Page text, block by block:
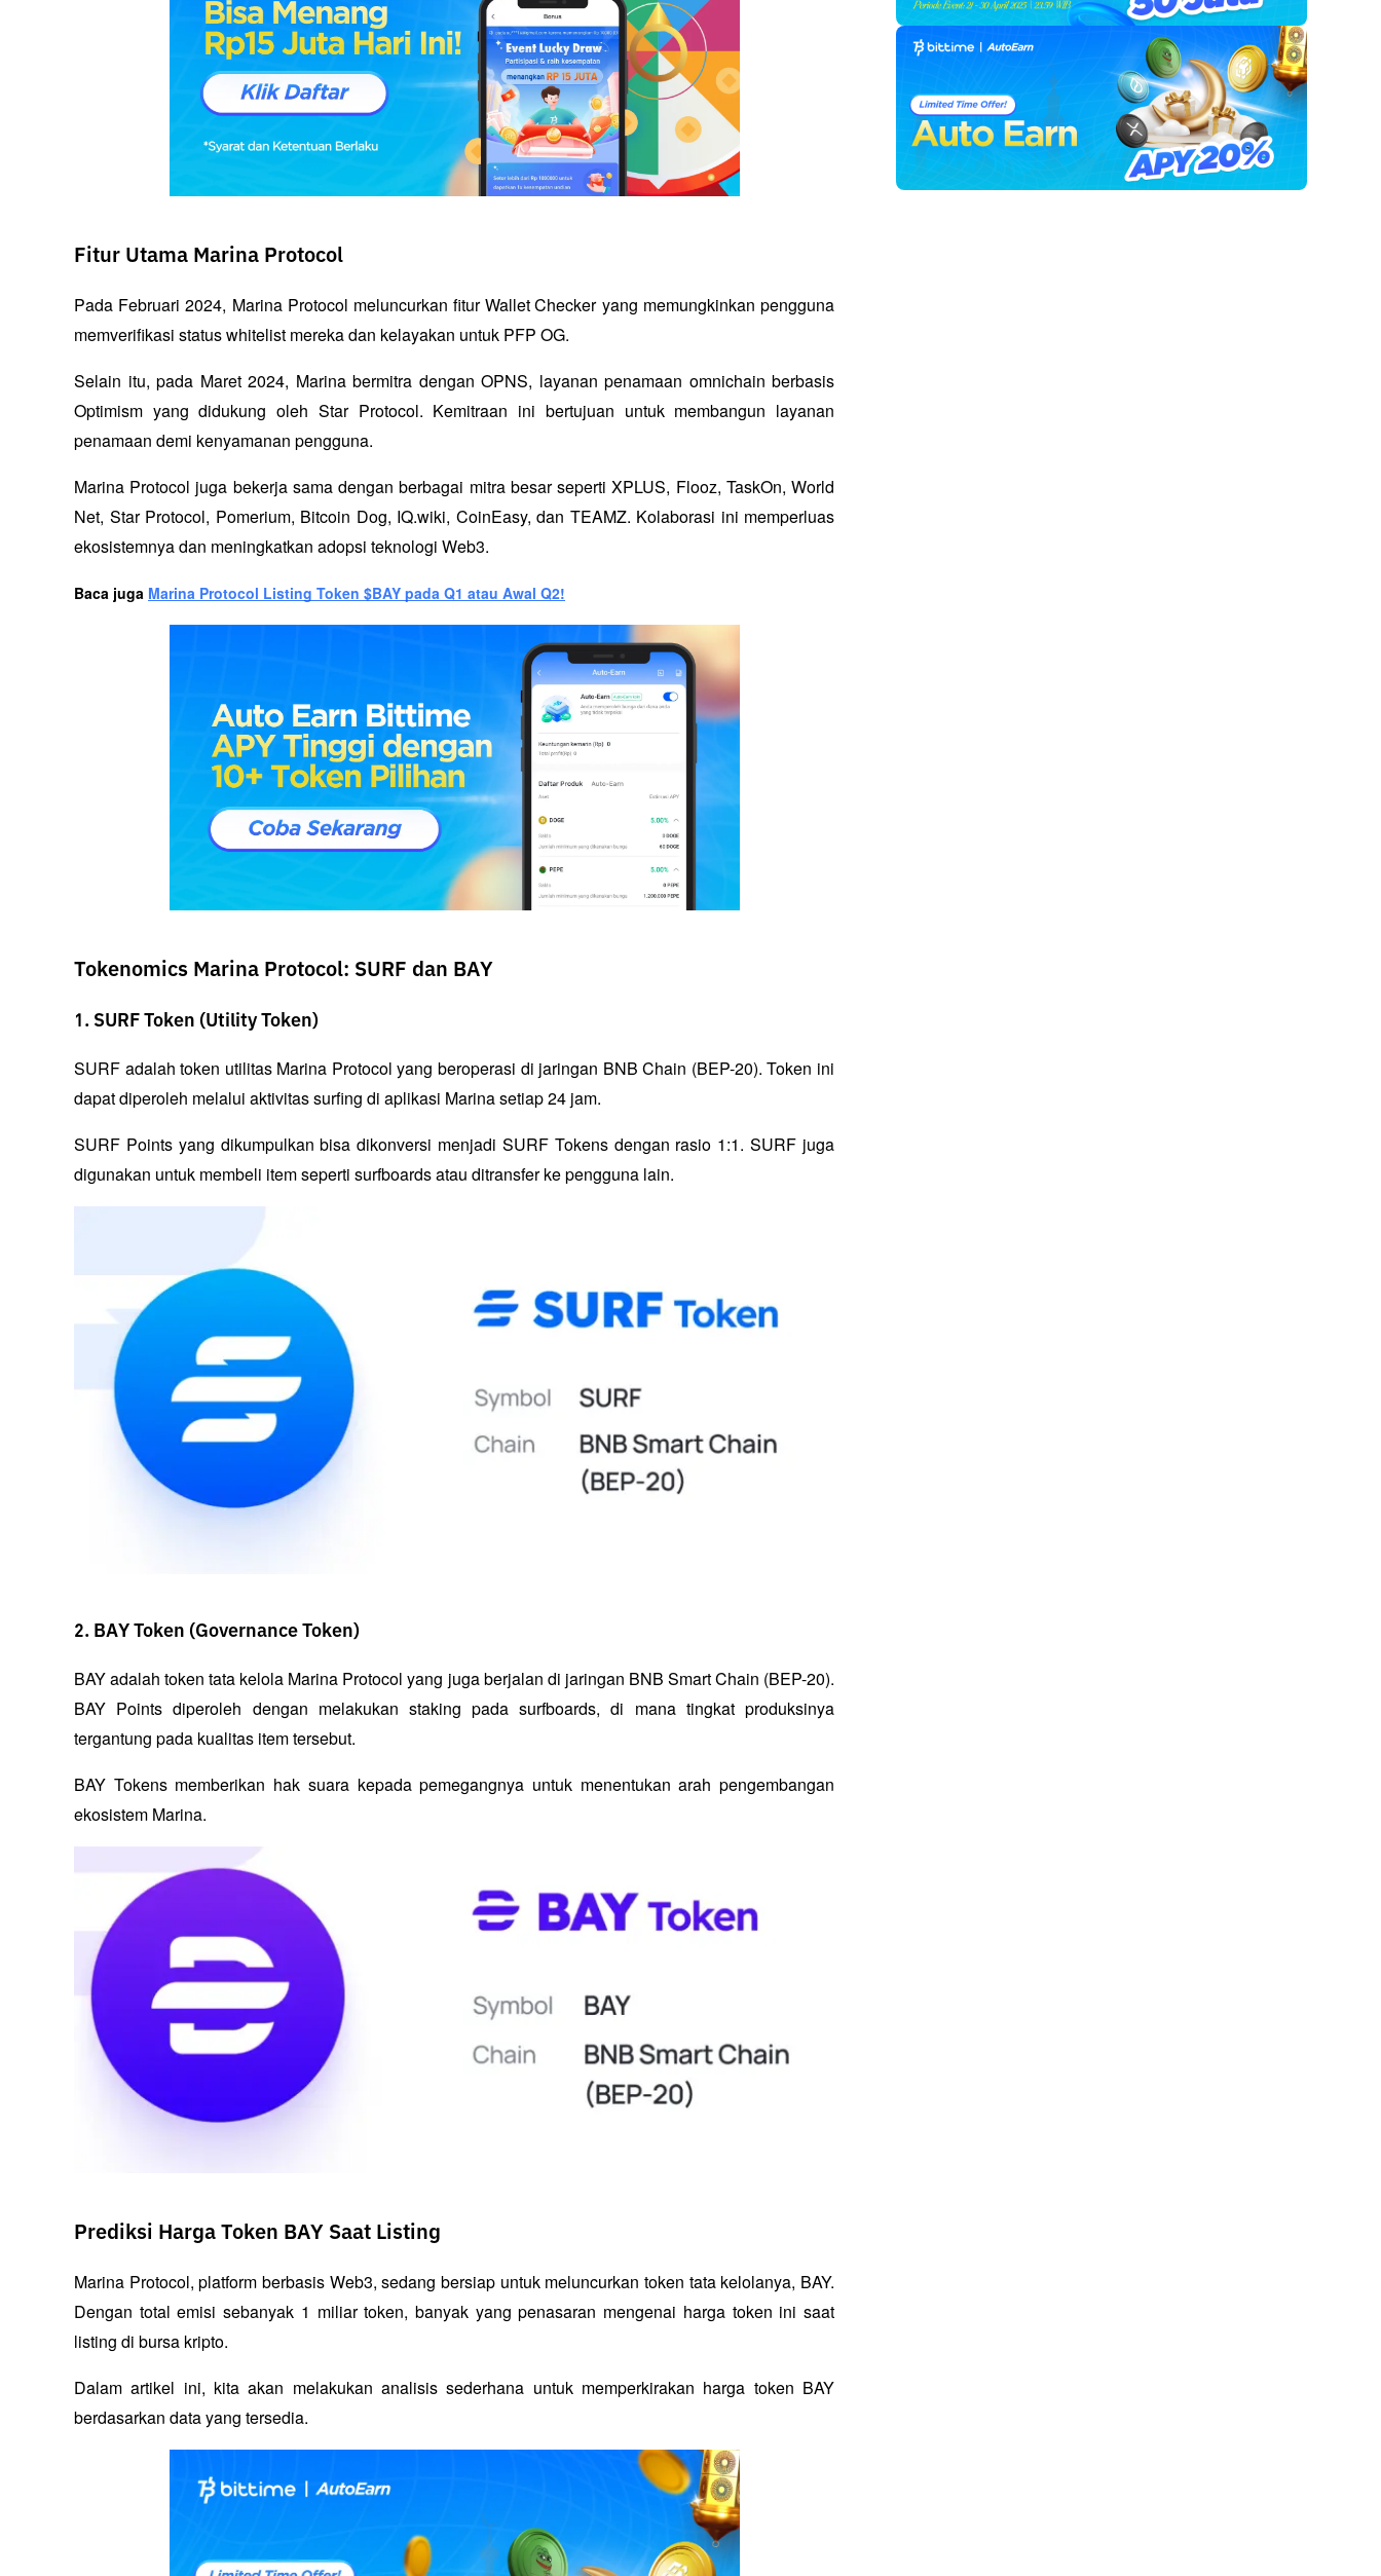
Fitur Utama Marina Protocol
Pada Februari 2024, Marina Protocol meluncurkan fitur Wallet Checker yang memungkinkan pengguna
memverifikasi status whitelist mereka dan kelayakan untuk PFP OG.
Selain itu, pada Maret 2024, Marina bermitra dengan OPNS, layanan penamaan omnichain berbasis
Optimism yang didukung oleh Star Protocol. Kemitraan ini bertujuan untuk membangun layanan
penamaan demi kenyamanan pengguna.
Marina Protocol juga bekerja sama dengan berbagai mitra besar seperti XPLUS, Flooz, TaskOn, World
Net, Star Protocol, Pomerium, Bitcoin Dog, IQ.wiki, CoinEasy, dan TEAMZ. Kolaborasi ini memperluas
ekosistemnya dan meningkatkan adopsi teknologi Web3.
Baca juga Marina Protocol Listing Token $BAY pada Q1 atau Awal Q2!
Tokenomics Marina Protocol: SURF dan BAY
1. SURF Token (Utility Token)
SURF adalah token utilitas Marina Protocol yang beroperasi di jaringan BNB Chain (BEP-20). Token ini
dapat diperoleh melalui aktivitas surfing di aplikasi Marina setiap 24 jam.
SURF Points yang dikumpulkan bisa dikonversi menjadi SURF Tokens dengan rasio 1:1. SURF juga
digunakan untuk membeli item seperti surfboards atau ditransfer ke pengguna lain.
2. BAY Token (Governance Token)
BAY adalah token tata kelola Marina Protocol yang juga berjalan di jaringan BNB Smart Chain (BEP-20).
BAY Points diperoleh dengan melakukan staking pada surfboards, di mana tingkat produksinya
tergantung pada kualitas item tersebut.
BAY Tokens memberikan hak suara kepada pemegangnya untuk menentukan arah pengembangan
ekosistem Marina.
Prediksi Harga Token BAY Saat Listing
Marina Protocol, platform berbasis Web3, sedang bersiap untuk meluncurkan token tata kelolanya, BAY.
Dengan total emisi sebanyak 1 miliar token, banyak yang penasaran mengenai harga token ini saat
listing di bursa kripto.
Dalam artikel ini, kita akan melakukan analisis sederhana untuk memperkirakan harga token BAY
berdasarkan data yang tersedia.